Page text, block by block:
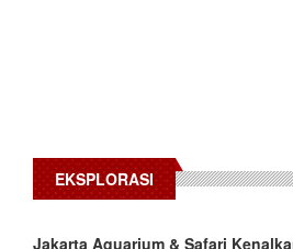
EKSPLORASI
Jakarta Aquarium & Safari